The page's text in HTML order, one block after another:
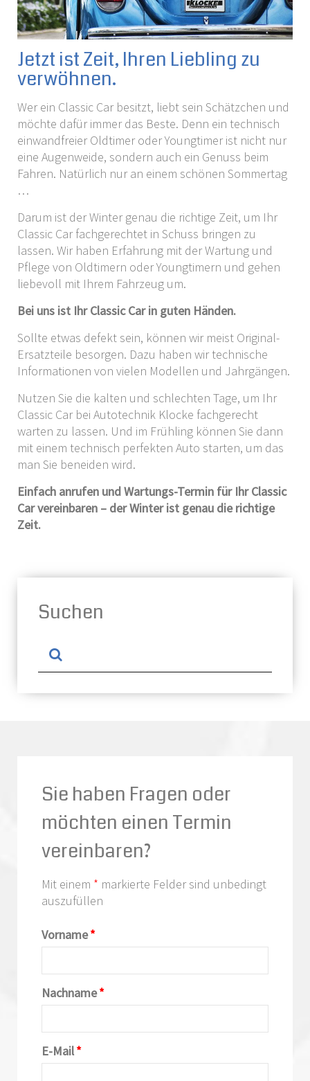
Jetzt ist Zeit, Ihren Liebling zu
verwöhnen.
Wer ein Classic Car besitzt, liebt sein Schätzchen und
möchte dafür immer das Beste. Denn ein technisch
einwandfreier Oldtimer oder Youngtimer ist nicht nur
eine Augenweide, sondern auch ein Genuss beim
Fahren. Natürlich nur an einem schönen Sommertag
…
Darum ist der Winter genau die richtige Zeit, um Ihr
Classic Car fachgerechtet in Schuss bringen zu
lassen. Wir haben Erfahrung mit der Wartung und
Pflege von Oldtimern oder Youngtimern und gehen
liebevoll mit Ihrem Fahrzeug um.
Bei uns ist Ihr Classic Car in guten Händen.
Sollte etwas defekt sein, können wir meist Original-
Ersatzteile besorgen. Dazu haben wir technische
Informationen von vielen Modellen und Jahrgängen.
Nutzen Sie die kalten und schlechten Tage, um Ihr
Classic Car bei Autotechnik Klocke fachgerecht
warten zu lassen. Und im Frühling können Sie dann
mit einem technisch perfekten Auto starten, um das
man Sie beneiden wird.
Einfach anrufen und Wartungs-Termin für Ihr Classic
Car vereinbaren – der Winter ist genau die richtige
Zeit.
Suchen
Sie haben Fragen oder
möchten einen Termin
vereinbaren?
Mit einem * markierte Felder sind unbedingt
auszufüllen
Vorname*
Nachname*
E-Mail*